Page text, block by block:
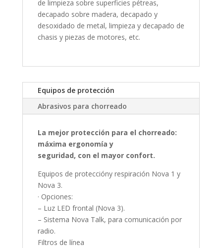
de limpieza sobre superficies pétreas,
decapado sobre madera, decapado y
desoxidado de metal, limpieza y decapado de
chasis y piezas de motores, etc.
Equipos de protección
Abrasivos para chorreado
La mejor protección para el chorreado:
máxima ergonomía y
seguridad, con el mayor confort.
Equipos de proteccióny respiración Nova 1 y
Nova 3.
· Opciones:
– Luz LED frontal (Nova 3).
– Sistema Nova Talk, para comunicación por
radio.
Filtros de línea